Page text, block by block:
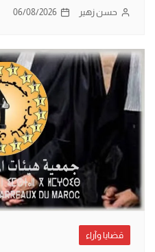
حسن زهير 06/08/2026
قضايا وآراء